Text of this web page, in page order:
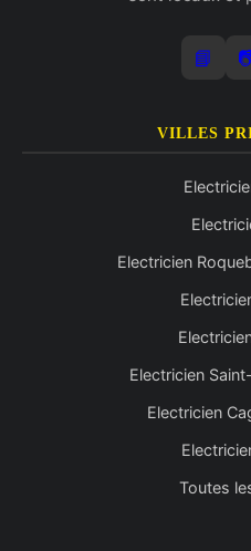
📘
VILLES
Electricien
Electricien
Electricien
Toutes